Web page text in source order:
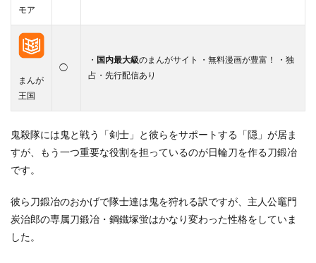
モア
まんが
王国
◯
・ 国内最大級のまんがサイト ・無料漫画が豊富！ ・独
占・先行配信あり
鬼殺隊には鬼と戦う「剣士」と彼らをサポートする「隠」が居ま
すが、もう一つ重要な役割を担っているのが日輪刀を作る刀鍛冶
です。
彼ら刀鍛冶のおかげで隊士達は鬼を狩れる訳ですが、主人公竈門
炭治郎の専属刀鍛冶・鋼鐵塚蛍はかなり変わった性格をしていま
した。